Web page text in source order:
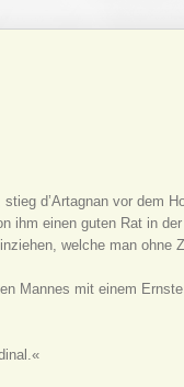
d’Artagnan vor dem
ihm einen guten Rat in
welche man
Mannes mit einem